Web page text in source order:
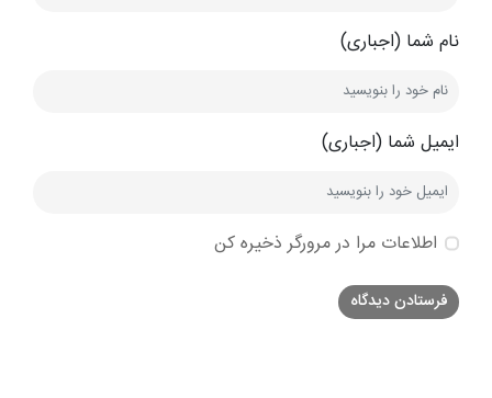
نام شما (اجباری)
ایمیل شما (اجباری)
اطلاعات مرا در مرورگر ذخیره کن